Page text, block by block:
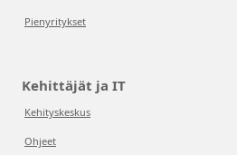
Pienyritykset
Kehittäjät ja IT
Kehityskeskus
Ohjeet